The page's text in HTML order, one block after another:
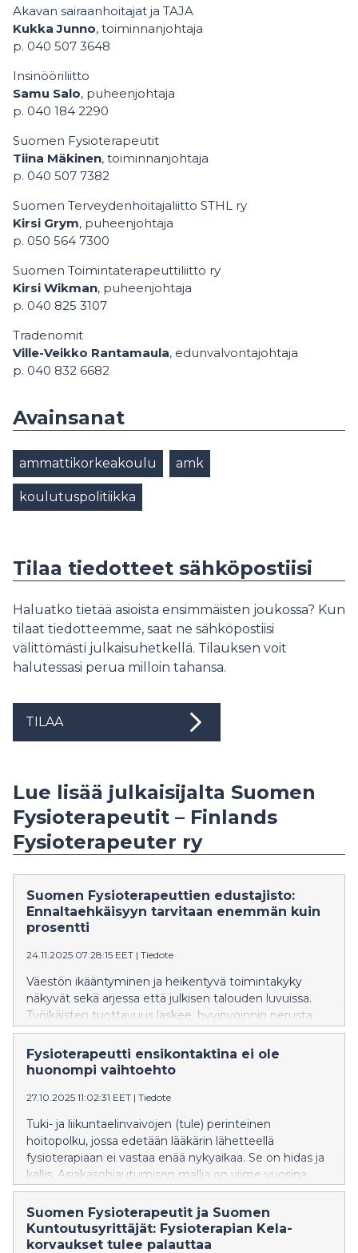
Akavan sairaanhoitajat ja TAJA
Kukka Junno, toiminnanjohtaja
p. 040 507 3648
Insinööriliitto
Samu Salo, puheenjohtaja
p. 040 184 2290
Suomen Fysioterapeutit
Tiina Mäkinen, toiminnanjohtaja
p. 040 507 7382
Suomen Terveydenhoitajaliitto STHL ry
Kirsi Grym, puheenjohtaja
p. 050 564 7300
Suomen Toimintaterapeuttiliitto ry
Kirsi Wikman, puheenjohtaja
p. 040 825 3107
Tradenomit
Ville-Veikko Rantamaula, edunvalvontajohtaja
p. 040 832 6682
Avainsanat
ammattikorkeakoulu amk
koulutuspolitiikka
Tilaa tiedotteet sähköpostiisi
Haluatko tietää asioista ensimmäisten joukossa? Kun
tilaat tiedotteemme, saat ne sähköpostiisi
välittömästi julkaisuhetkellä. Tilauksen voit
halutessasi perua milloin tahansa.
TILAA
Lue lisää julkaisijalta Suomen
Fysioterapeutit – Finlands
Fysioterapeuter ry
Suomen Fysioterapeuttien edustajisto:
Ennaltaehkäisyyn tarvitaan enemmän kuin
prosentti
24.11.2025 07:28:15 EET | Tiedote
Väestön ikääntyminen ja heikentyvä toimintakyky
näkyvät sekä arjessa että julkisen talouden luvuissa.
Työikäisten tuottavuus laskee, hyvinvoinnin perusta
horjuu ja paine sosiaali- ja terveydenhuollossa kasvaa.
Kun raha on tiukassa, panostukset kohdistetaan yhä
useammin sairauksien hoitoon, vaikka juuri silloin pitäisi
Fysioterapeutti ensikontaktina ei ole
huonompi vaihtoehto
27.10.2025 11:02:31 EET | Tiedote
Tuki- ja liikuntaelinvaivojen (tule) perinteinen
hoitopolku, jossa edetään lääkärin lähetteellä
fysioterapiaan ei vastaa enää nykyaikaa. Se on hidas ja
kallis. Asiakasohjautumisen mallia on viime vuosina
kehitetty sekä julkisella että yksityisellä sektorilla,
mutta muutosta tarvitaan myös kansalaisten
käsityksiin.
Suomen Fysioterapeutit ja Suomen
Kuntoutusyrittäjät: Fysioterapian Kela-
korvaukset tulee palauttaa